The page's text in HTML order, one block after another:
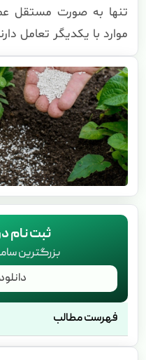
تنها به صورت مستقل
موارد با یکدیگر تعامل
ثبت نام
بزرگترین
فهرست مطالب